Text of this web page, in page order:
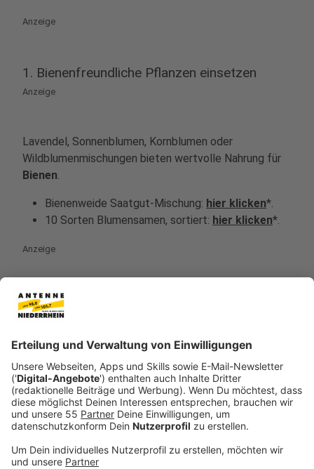
Anzeige
1. Bienenfreundliche Pflanzen einsetzen
Anzeige
Lavendel, Sonnenblumen, Kornblumen oder
Wildblumenmischungen bieten wertvolle Nahrung für
Bienen.
Bienenweide Saatgut-Mischung: hier klicken*.
10 Sorten Blumensamen, sortiert: hier klicken*.
Anzeige
2. Wilde Ecken im Garten zulassen
Anzeige
Nicht jeder Bereich im Garten muss perfekt gepflegt
sein. GeradeWildbienenund andere Insekten
profitieren von kleinen „wilden Ecken“, in denen Gräser
wachsen dürfen, verblühte Pflanzen stehen bleiben
oder sich Totholz und Laub sammeln. Dort finden viele
Arten wichtige Rückzugsorte, Nahrung und Nistplätze.